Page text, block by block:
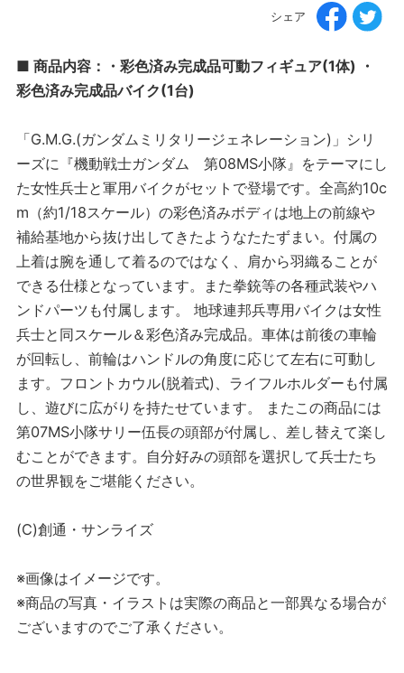
シェア
■ 商品内容：・彩色済み完成品可動フィギュア(1体) ・
彩色済み完成品バイク(1台)
「G.M.G.(ガンダムミリタリージェネレーション)」シリ
ーズに『機動戦士ガンダム 第08MS小隊』をテーマにし
た女性兵士と軍用バイクがセットで登場です。全高約10c
m（約1/18スケール）の彩色済みボディは地上の前線や
補給基地から抜け出してきたようなたたずまい。付属の
上着は腕を通して着るのではなく、肩から羽織ることが
できる仕様となっています。また拳銃等の各種武装やハ
ンドパーツも付属します。 地球連邦兵専用バイクは女性
兵士と同スケール＆彩色済み完成品。車体は前後の車輪
が回転し、前輪はハンドルの角度に応じて左右に可動し
ます。フロントカウル(脱着式)、ライフルホルダーも付属
し、遊びに広がりを持たせています。 またこの商品には
第07MS小隊サリー伍長の頭部が付属し、差し替えて楽し
むことができます。自分好みの頭部を選択して兵士たち
の世界観をご堪能ください。
(C)創通・サンライズ
※画像はイメージです。
※商品の写真・イラストは実際の商品と一部異なる場合が
ございますのでご了承ください。